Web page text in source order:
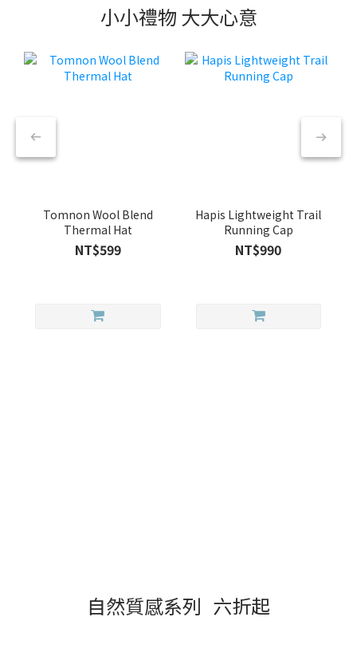
小小禮物 大大心意
Tomnon Wool Blend
Thermal Hat
NT$599
Hapis Lightweight Trail
Running Cap
NT$990
自然質感系列 六折起